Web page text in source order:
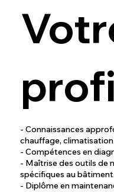
- Connaissances
chauffage,
- Compétences en
- Maîtrise des outils de
spécifiques au bâtiment.
- Diplôme en